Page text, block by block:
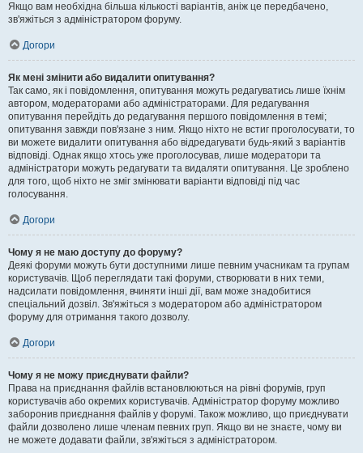
Якщо вам необхідна більша кількості варіантів, аніж це передбачено,
зв'яжіться з адміністратором форуму.
Догори
Як мені змінити або видалити опитування?
Так само, як і повідомлення, опитування можуть редагуватись лише їхнім
автором, модераторами або адміністраторами. Для редагування
опитування перейдіть до редагування першого повідомлення в темі;
опитування завжди пов'язане з ним. Якщо ніхто не встиг проголосувати, то
ви можете видалити опитування або відредагувати будь-який з варіантів
відповіді. Однак якщо хтось уже проголосував, лише модератори та
адміністратори можуть редагувати та видаляти опитування. Це зроблено
для того, щоб ніхто не зміг змінювати варіанти відповіді під час
голосування.
Догори
Чому я не маю доступу до форуму?
Деякі форуми можуть бути доступними лише певним учасникам та групам
користувачів. Щоб переглядати такі форуми, створювати в них теми,
надсилати повідомлення, вчиняти інші дії, вам може знадобитися
спеціальний дозвіл. Зв'яжіться з модератором або адміністратором
форуму для отримання такого дозволу.
Догори
Чому я не можу приєднувати файли?
Права на приєднання файлів встановлюються на рівні форумів, груп
користувачів або окремих користувачів. Адміністратор форуму можливо
заборонив приєднання файлів у форумі. Також можливо, що приєднувати
файли дозволено лише членам певних груп. Якщо ви не знаєте, чому ви
не можете додавати файли, зв'яжіться з адміністратором.